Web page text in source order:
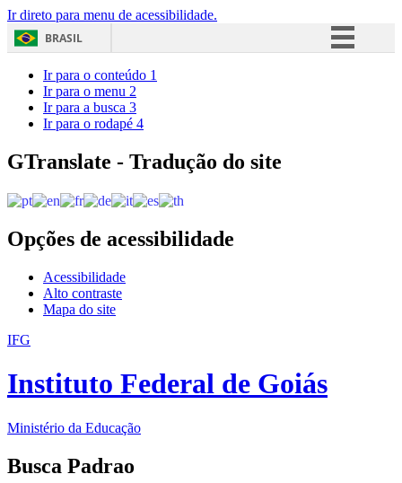
Ir direto para menu de acessibilidade.
BRASIL
Acesso à informação
Ir para o conteúdo 1
Ir para o menu 2
Ir para a busca 3
Ir para o rodapé 4
GTranslate - Tradução do site
Opções de acessibilidade
Acessibilidade
Alto contraste
Mapa do site
IFG
Instituto Federal de Goiás
Ministério da Educação
Busca Padrao